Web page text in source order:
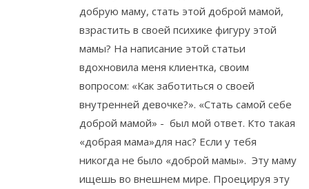
добрую маму, стать этой доброй мамой,
взрастить в своей психике фигуру этой
мамы? На написание этой статьи
вдохновила меня клиентка, своим
вопросом: «Как заботиться о своей
внутренней девочке?». «Стать самой себе
доброй мамой» - был мой ответ. Кто такая
«добрая мама»для нас? Если у тебя
никогда не было «доброй мамы». Эту маму
ищешь во внешнем мире. Проецируя эту